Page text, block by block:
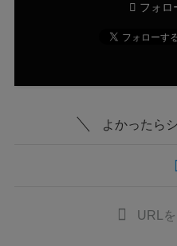
フォロ
よかったら
URL